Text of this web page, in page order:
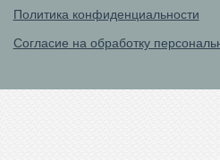
Политика конфиденциальности
Согласие на обработку